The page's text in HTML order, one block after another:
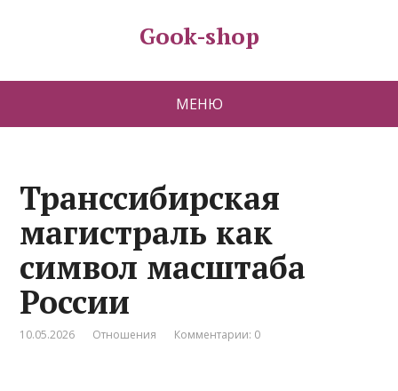
Gook-shop
МЕНЮ
Транссибирская
магистраль как
символ масштаба
России
10.05.2026 Отношения Комментарии: 0